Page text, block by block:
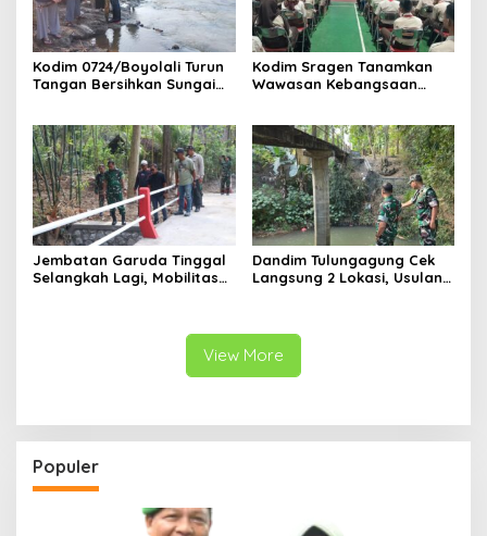
Kodim 0724/Boyolali Turun
Tangan Bersihkan Sungai
Kodim Sragen Tanamkan
Wawasan Kebangsaan
Jembatan Garuda Tinggal
Selangkah Lagi, Mobilitas
Dandim Tulungagung Cek
Langsung 2 Lokasi, Usulan
View More
Populer